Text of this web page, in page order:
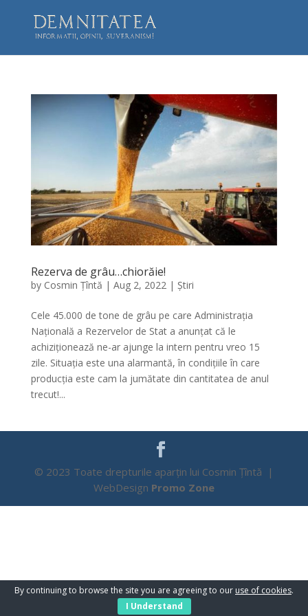
Rezerva de grâu…chiorăie!
by Cosmin Țîntă | Aug 2, 2022 | Știri
Cele 45.000 de tone de grâu pe care Administrația
Națională a Rezervelor de Stat a anunțat că le
achiziționează ne-ar ajunge la intern pentru vreo 15
zile. Situația este una alarmantă, în condițiile în care
producția este cam la jumătate din cantitatea de anul
trecut!...
© 2023 Toate drepturile aparțin lui Cosmin Țîntă |
WebDesign Promo Zone
By continuing to browse the site you are agreeing to our use of cookies.
I Understand